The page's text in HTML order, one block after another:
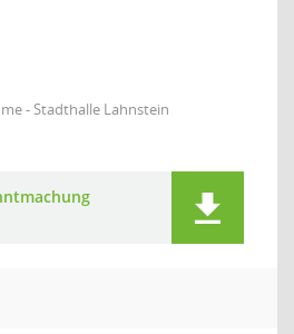
- Stadthalle Lahnstein